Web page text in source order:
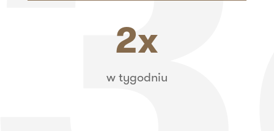
2x
w tygodniu